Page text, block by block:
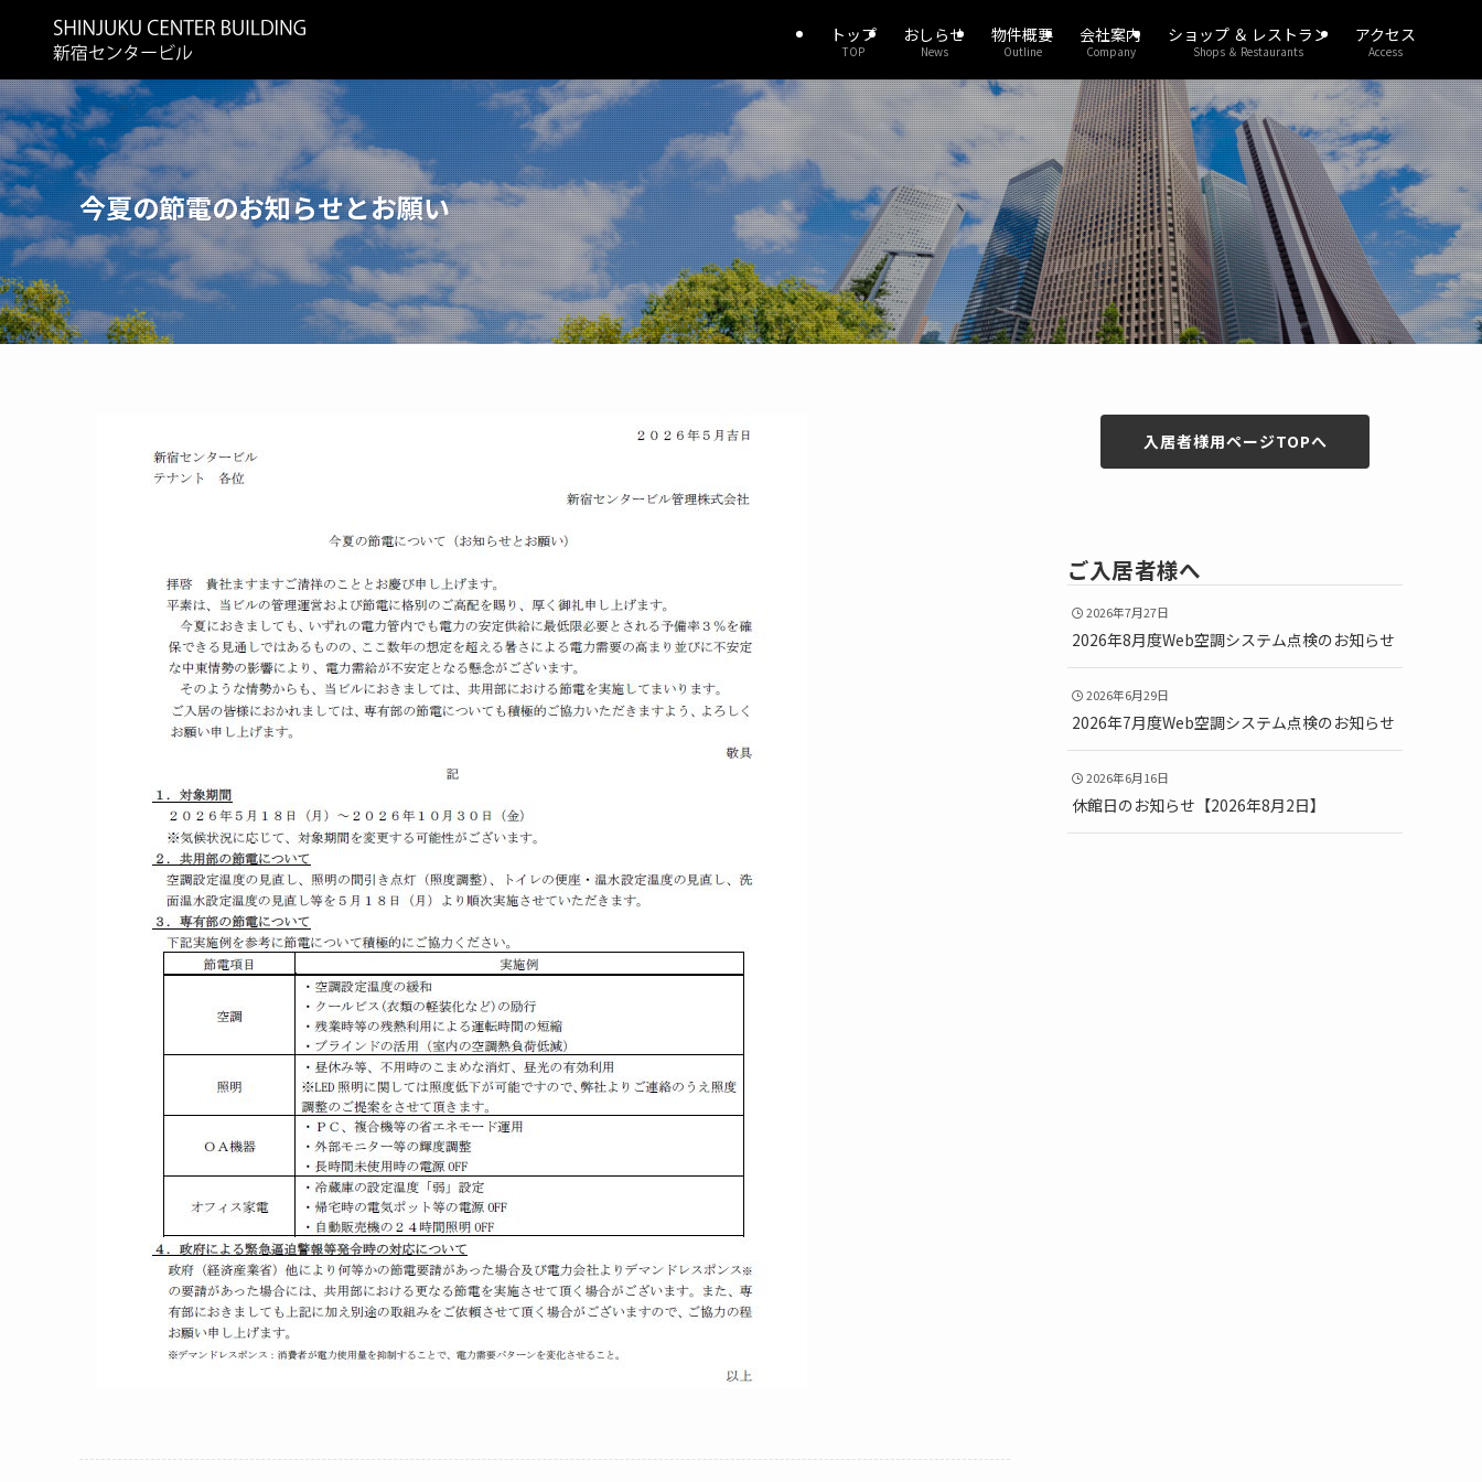
トップ
TOP
おしらせ
News
物件概要
Outline
会社案内
Company
ショップ ＆ レストラン
Shops ＆ Restaurants
アクセス
Access
今夏の節電のお知らせとお願い
入居者様用ページTOPへ
ご入居者様へ
2026年7月27日
2026年8月度Web空調システム点検のお知らせ
2026年6月29日
2026年7月度Web空調システム点検のお知らせ
2026年6月16日
休館日のお知らせ【2026年8月2日】